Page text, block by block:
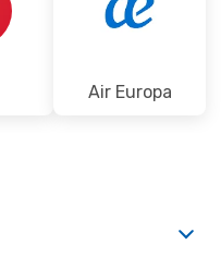
Air Europa